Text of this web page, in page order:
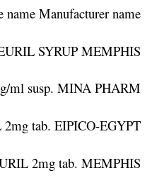
name Manufacturer name
SYRUP MEMPHIS
ml susp. MINA PHARM
tab. EIPICO-EGYPT
2mg tab. MEMPHIS